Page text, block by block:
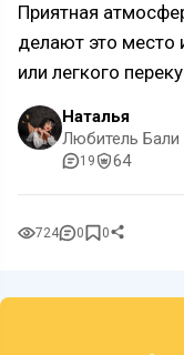
Приятная
делают это место
или легкого
Наталья
Любитель Бали
19 64
724 0 0